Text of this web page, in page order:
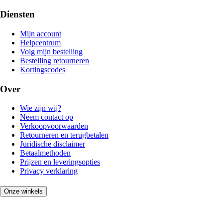
Diensten
Mijn account
Helpcentrum
Volg mijn bestelling
Bestelling retourneren
Kortingscodes
Over
Wie zijn wij?
Neem contact op
Verkoopvoorwaarden
Retourneren en terugbetalen
Juridische disclaimer
Betaalmethoden
Prijzen en leveringsopties
Privacy verklaring
Onze winkels